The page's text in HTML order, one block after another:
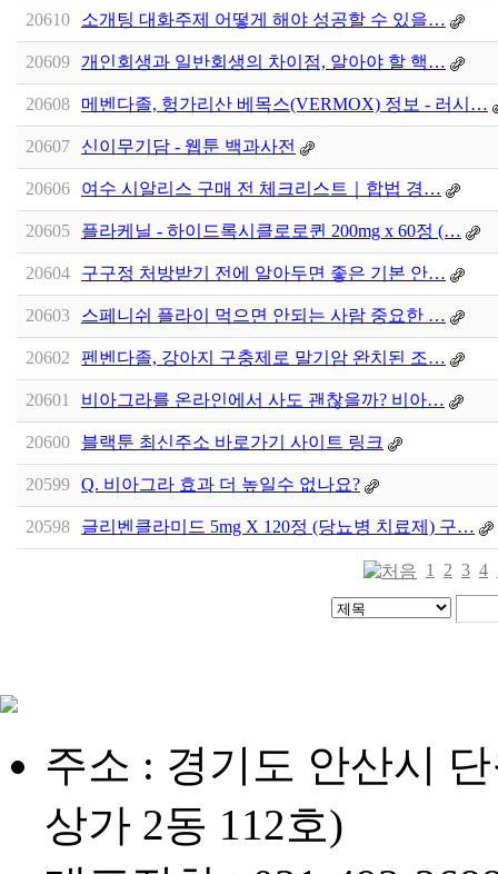
20610 소개팅 대화주제 어떻게 해야 성공할 수 있을…
20609 개인회생과 일반회생의 차이점, 알아야 할 핵…
20608 메벤다졸, 헝가리산 베목스(VERMOX) 정보 - 러시…
20607 신이무기담 - 웹툰 백과사전
20606 여수 시알리스 구매 전 체크리스트｜합법 경…
20605 플라케닐 - 하이드록시클로로퀸 200mg x 60정 (…
20604 구구정 처방받기 전에 알아두면 좋은 기본 안…
20603 스페니쉬 플라이 먹으면 안되는 사람 중요한 …
20602 펜벤다졸, 강아지 구충제로 말기암 완치된 조…
20601 비아그라를 온라인에서 사도 괜찮을까? 비아…
20600 블랙툰 최신주소 바로가기 사이트 링크
20599 Q. 비아그라 효과 더 높일수 없나요?
20598 글리벤클라미드 5mg X 120정 (당뇨병 치료제) 구…
1 2 3 4
주소 : 경기도 안산시
상가 2동 112호)